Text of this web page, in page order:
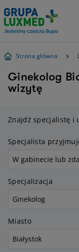
Strona główna
Ginekolog
wizytę
Znajdź specjalistę i
Specjalista
Specjalizacja
Miasto